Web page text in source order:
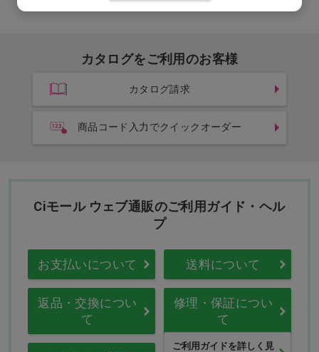
カタログをご利用のお客様
カタログ請求
商品コード入力でクイックオーダー
Ciモール ウェブ通販のご利用ガイド・ヘル
プ
お支払いについて 送料について
返品・交換につい
て
修理・保証につい
て
ご利用ガイドを詳しく見